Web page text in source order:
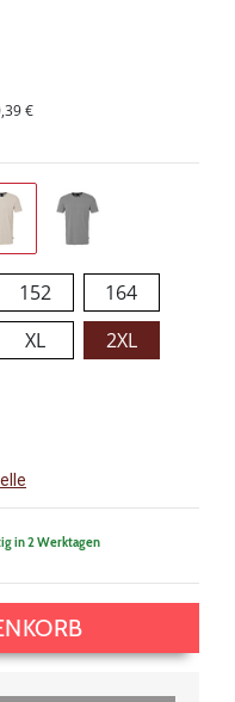
€
152
164
XL
2XL
in 2 Werktagen